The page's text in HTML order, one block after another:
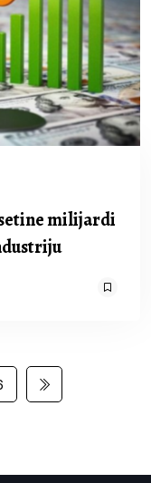
milijardi